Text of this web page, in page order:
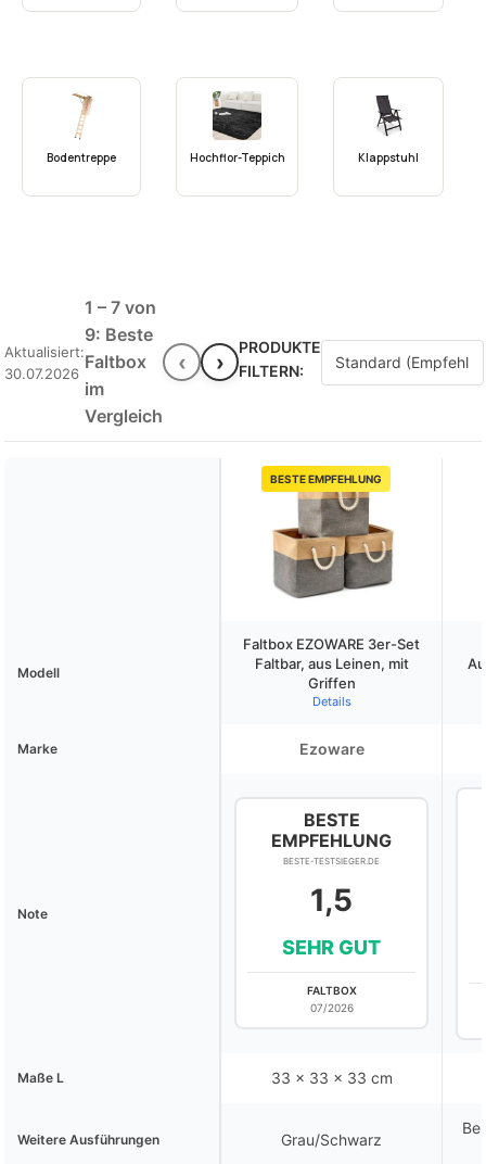
Bodentreppe Hochflor-Teppich Klappstuhl
Aktualisiert:
30.07.2026
1 – 7 von
9: Beste
Faltbox
im
Vergleich
‹ ›
PRODUKTE
FILTERN:
BESTE EMPFEHLUNG
Modell
Faltbox EZOWARE 3er-Set
Faltbar, aus Leinen, mit
Griffen
Details
Marke Ezoware
Note
BESTE
EMPFEHLUNG
BESTE-TESTSIEGER.DE
1,5
SEHR GUT
FALTBOX
07/2026
Maße L 33 x 33 x 33 cm
Weitere Ausführungen Grau/Schwarz